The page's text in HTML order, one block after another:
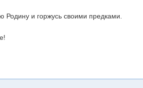
и горжусь своими предками.